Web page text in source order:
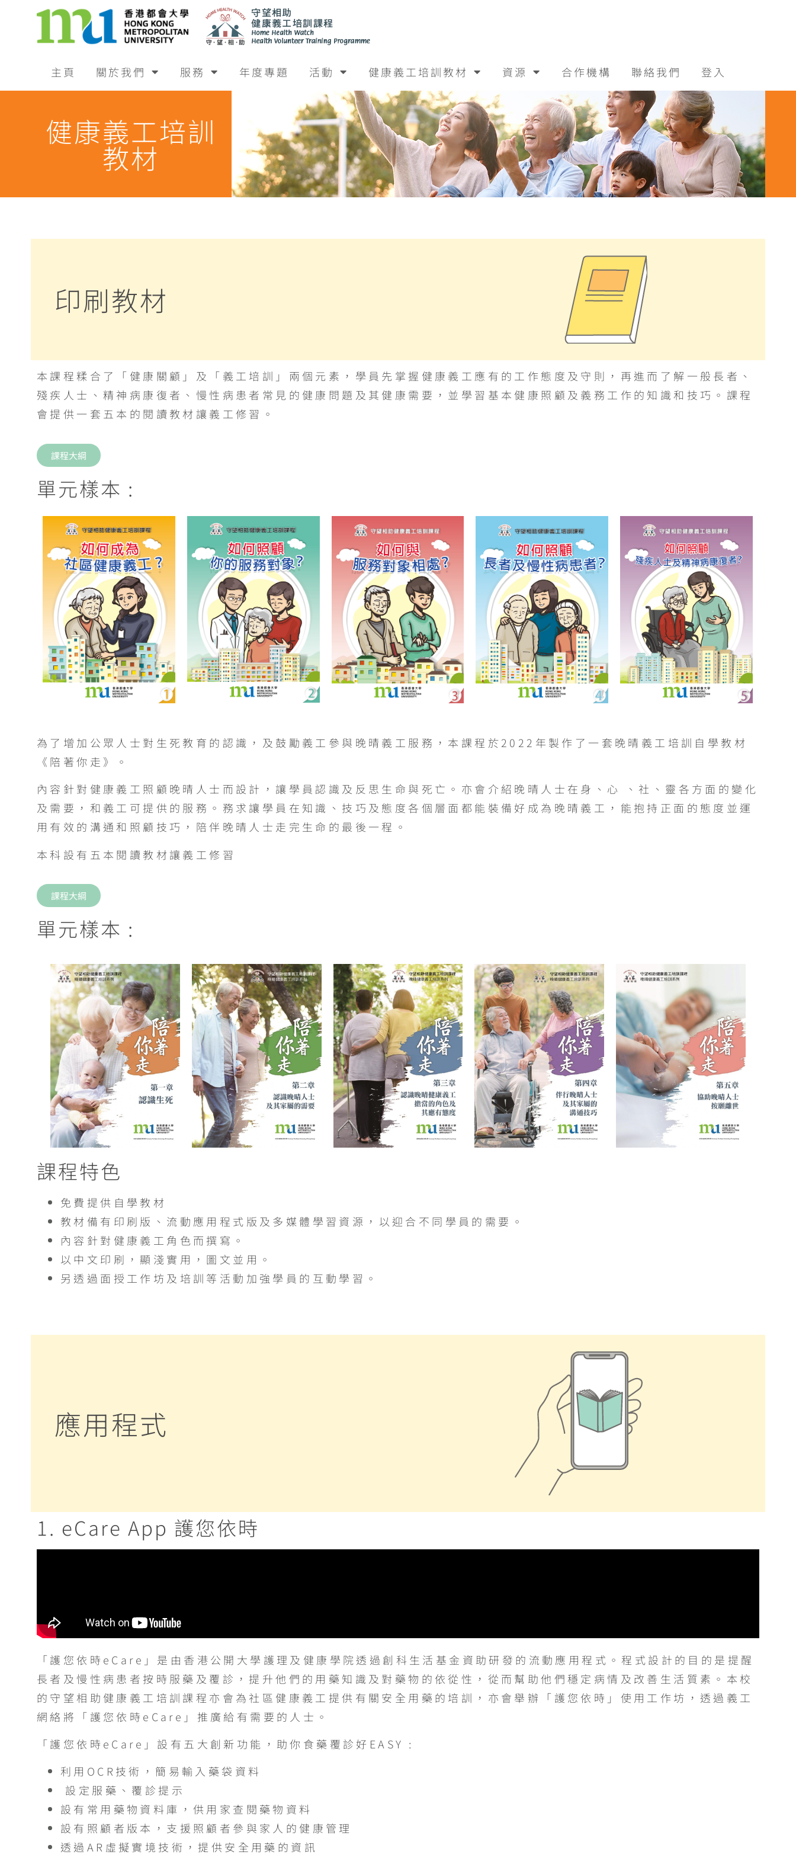
主頁 關於我們 服務 年度專題 活動 健康義工培訓教材 資源 合作機構 聯絡我們 登入
健康義工培訓
教材
印刷教材
本課程糅合了「健康關顧」及「義工培訓」兩個元素，學員先掌握健康義工應有的工作態度及守則，再進而了解一般長者、
殘疾人士、精神病康復者、慢性病患者常見的健康問題及其健康需要，並學習基本健康照顧及義務工作的知識和技巧。課程
會提供一套五本的閱讀教材讓義工修習。
課程大綱
單元樣本 :
為了增加公眾人士對生死教育的認識，及鼓勵義工參與晚晴義工服務，本課程於2022年製作了一套晚晴義工培訓自學教材
《陪著你走》。
內容針對健康義工照顧晚晴人士而設計，讓學員認識及反思生命與死亡。亦會介紹晚晴人士在身、心 、社、靈各方面的變化
及需要，和義工可提供的服務。務求讓學員在知識、技巧及態度各個層面都能裝備好成為晚晴義工，能抱持正面的態度並運
用有效的溝通和照顧技巧，陪伴晚晴人士走完生命的最後一程。
本科設有五本閱讀教材讓義工修習
課程大綱
單元樣本 :
課程特色
免費提供自學教材
教材備有印刷版、流動應用程式版及多媒體學習資源，以迎合不同學員的需要。
內容針對健康義工角色而撰寫。
以中文印刷，顯淺實用，圖文並用。
另透過面授工作坊及培訓等活動加強學員的互動學習。
應用程式
1. eCare App 護您依時
「護您依時eCare」是由香港公開大學護理及健康學院透過創科生活基金資助研發的流動應用程式。程式設計的目的是提醒
長者及慢性病患者按時服藥及覆診，提升他們的用藥知識及對藥物的依從性，從而幫助他們穩定病情及改善生活質素。本校
的守望相助健康義工培訓課程亦會為社區健康義工提供有關安全用藥的培訓，亦會舉辦「護您依時」使用工作坊，透過義工
網絡將「護您依時eCare」推廣給有需要的人士。
「護您依時eCare」設有五大創新功能，助你食藥覆診好EASY :
利用OCR技術，簡易輸入藥袋資料
設定服藥、覆診提示
設有常用藥物資料庫，供用家查閱藥物資料
設有照顧者版本，支援照顧者參與家人的健康管理
透過AR虛擬實境技術，提供安全用藥的資訊